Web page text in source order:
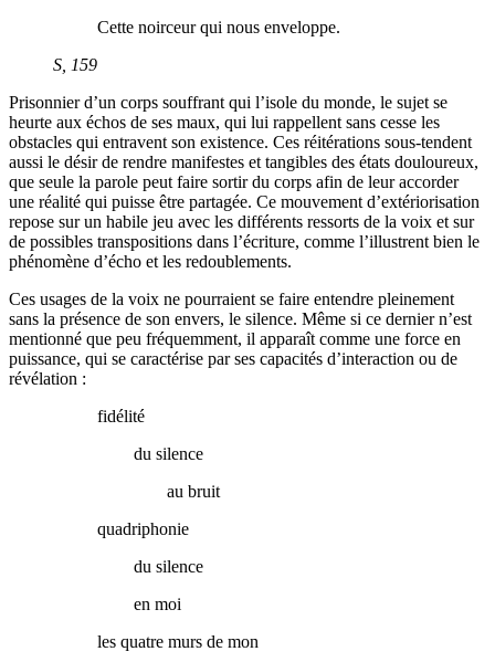
Cette noirceur qui nous enveloppe.
S , 159
Prisonnier d’un corps souffrant qui l’isole du monde, le sujet se
heurte aux échos de ses maux, qui lui rappellent sans cesse les
obstacles qui entravent son existence. Ces réitérations sous-tendent
aussi le désir de rendre manifestes et tangibles des états douloureux,
que seule la parole peut faire sortir du corps afin de leur accorder
une réalité qui puisse être partagée. Ce mouvement d’extériorisation
repose sur un habile jeu avec les différents ressorts de la voix et sur
de possibles transpositions dans l’écriture, comme l’illustrent bien le
phénomène d’écho et les redoublements.
Ces usages de la voix ne pourraient se faire entendre pleinement
sans la présence de son envers, le silence. Même si ce dernier n’est
mentionné que peu fréquemment, il apparaît comme une force en
puissance, qui se caractérise par ses capacités d’interaction ou de
révélation :
fidélité
du silence
au bruit
quadriphonie
du silence
en moi
les quatre murs de mon